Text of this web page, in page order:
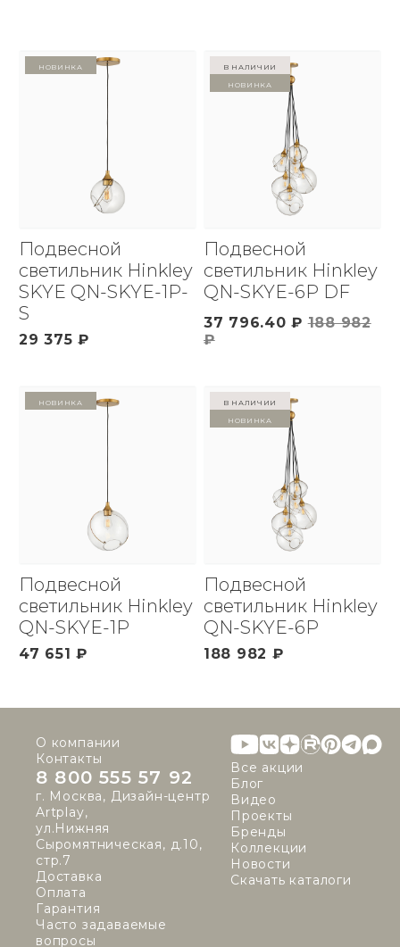
Новинка
Подвесной
светильник Hinkley
SKYE QN-SKYE-1P-
S
29 375 ₽
в наличии
Новинка
Подвесной
светильник Hinkley
QN-SKYE-6P DF
37 796.40 ₽188 982
₽
Новинка
Подвесной
светильник Hinkley
QN-SKYE-1P
47 651 ₽
в наличии
Новинка
Подвесной
светильник Hinkley
QN-SKYE-6P
188 982 ₽
О компании
Контакты
8 800 555 57 92
г. Москва, Дизайн-центр
Artplay,
ул.Нижняя
Сыромятническая, д.10,
стр.7
Доставка
Оплата
Гарантия
Часто задаваемые
вопросы
Все акции
Блог
Видео
Проекты
Бренды
Коллекции
Новости
Скачать каталоги